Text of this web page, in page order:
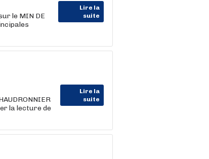
Lire la
suite
le MIN DE
Lire la
suite
la lecture de